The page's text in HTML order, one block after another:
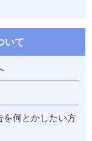
いて
何とかしたい方